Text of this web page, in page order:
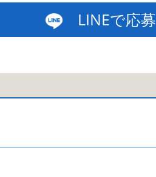
LINEで応募